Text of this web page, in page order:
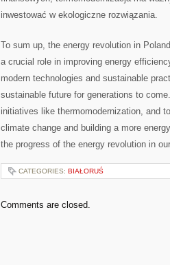
inwestować w ekologiczne rozwiązania.
To ⁣sum up, the ‌energy revolution ‌in
a crucial role in improving energy
modern technologies and sustainable
sustainable future for ‍generations to‍
initiatives like thermomodernization, and
climate change and building a more
the progress of the ‌energy‌ revolution in
CATEGORIES: BIAŁORUŚ
Comments are closed.